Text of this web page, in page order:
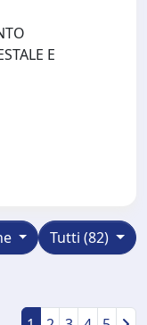
E
Tutti (82)